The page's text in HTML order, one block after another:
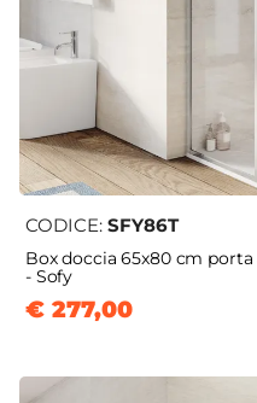
CODICE: SFY86T
Box doccia 65x80 cm
- Sofy
€ 277,00